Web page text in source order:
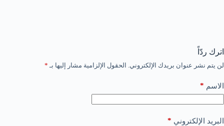
اترك ردّاً
لن يتم نشر عنوان بريدك الإلكتروني. الحقول الإلزامية مشار إليها بـ *
الاسم *
البريد الإلكتروني *